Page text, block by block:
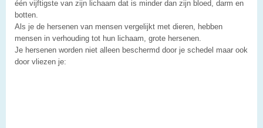
één vijftigste van zijn lichaam dat is minder dan zijn bloed, darm en
botten.
Als je de hersenen van mensen vergelijkt met dieren, hebben
mensen in verhouding tot hun lichaam, grote hersenen.
Je hersenen worden niet alleen beschermd door je schedel maar ook
door vliezen je: